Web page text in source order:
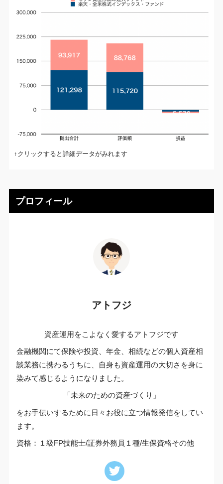
↑クリックすると詳細データがみれます
プロフィール
アトフジ
資産運用をこよなく愛するアトフジです
金融機関にて保険や投資、年金、相続などの個人資産相
談業務に携わるうちに、自身も資産運用の大切さを身に
染みて感じるようになりました。
「未来のための資産づくり」
をお手伝いするために日々お役に立つ情報発信をしてい
ます。
資格：１級FP技能士/証券外務員１種/生保資格その他